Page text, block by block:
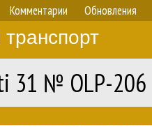
Комментарии Обновления
31 № OLP-206